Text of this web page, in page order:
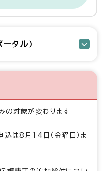
タル）
の対象が変わります
込は8月14日（金曜日）ま